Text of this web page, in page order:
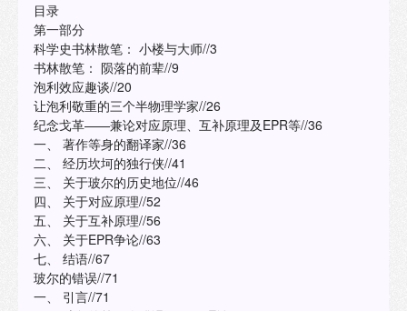
目录
第一部分
科学史书林散笔： 小楼与大师//3
书林散笔： 陨落的前辈//9
泡利效应趣谈//20
让泡利敬重的三个半物理学家//26
纪念戈革——兼论对应原理、互补原理及EPR等//36
一、 著作等身的翻译家//36
二、 经历坎坷的独行侠//41
三、 关于玻尔的历史地位//46
四、 关于对应原理//52
五、 关于互补原理//56
六、 关于EPR争论//63
七、 结语//67
玻尔的错误//71
一、 引言//71